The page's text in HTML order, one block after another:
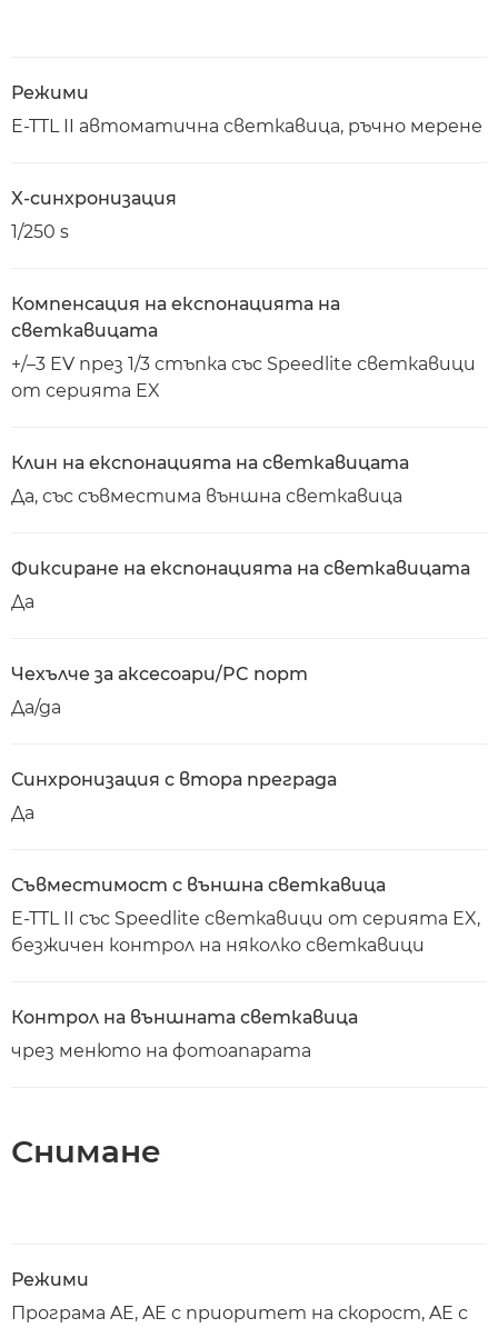
Режими
E-TTL II автоматична светкавица, ръчно мерене
X-синхронизация
1/250 s
Компенсация на експонацията на
светкавицата
+/–3 EV през 1/3 стъпка със Speedlite светкавици
от серията EX
Клин на експонацията на светкавицата
Да, със съвместима външна светкавица
Фиксиране на експонацията на светкавицата
Да
Чехълче за аксесоари/PC порт
Да/да
Синхронизация с втора преграда
Да
Съвместимост с външна светкавица
E-TTL II със Speedlite светкавици от серията EX,
безжичен контрол на няколко светкавици
Контрол на външната светкавица
чрез менюто на фотоапарата
Снимане
Режими
Програма AE, AE с приоритет на скорост, AE с